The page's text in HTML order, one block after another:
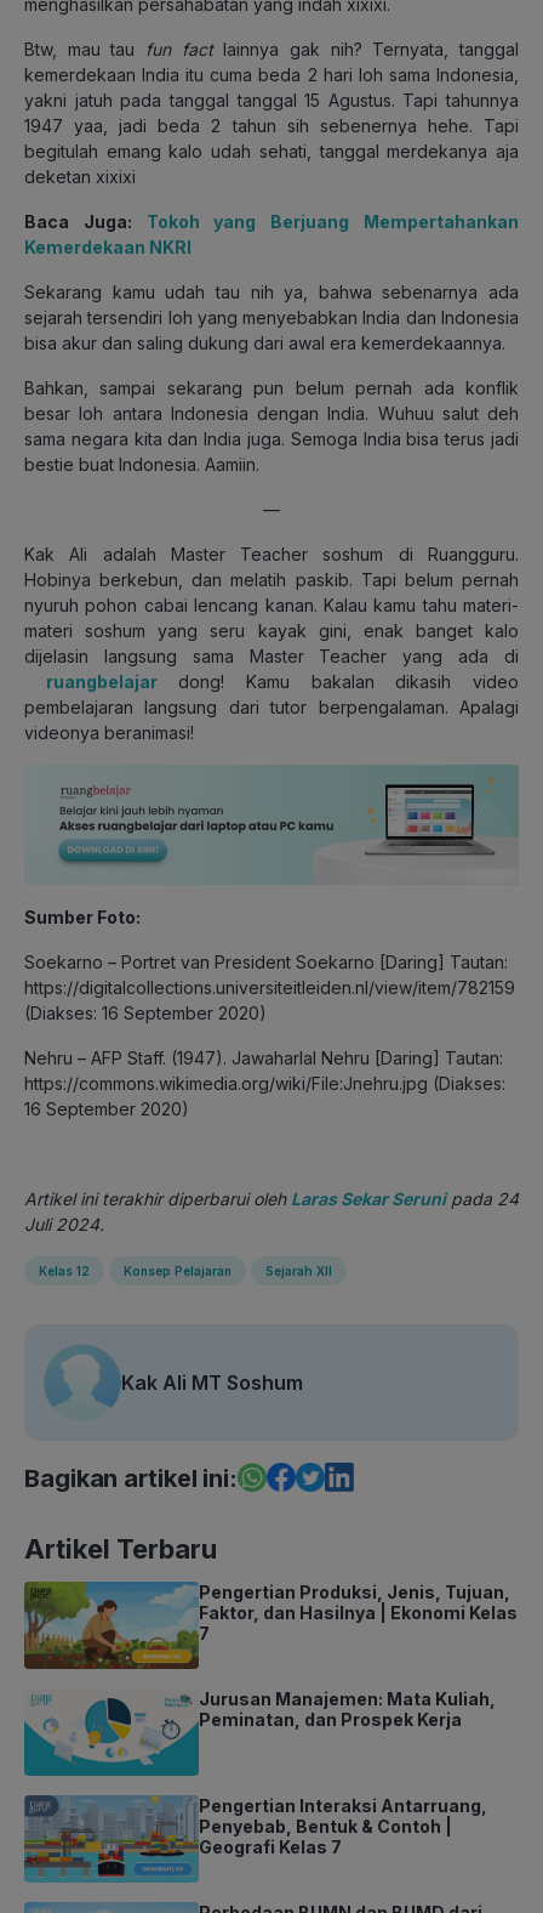
Btw, mau tau fun fact lainnya gak nih? Ternyata, tanggal
kemerdekaan India itu cuma beda 2 hari loh sama Indonesia,
yakni jatuh pada tanggal tanggal 15 Agustus. Tapi tahunnya
1947 yaa, jadi beda 2 tahun sih sebenernya hehe. Tapi
begitulah emang kalo udah sehati, tanggal merdekanya aja
deketan xixixi
Baca Juga: Tokoh yang Berjuang Mempertahankan
Kemerdekaan NKRI
Sekarang kamu udah tau nih ya, bahwa sebenarnya ada
sejarah tersendiri loh yang menyebabkan India dan Indonesia
bisa akur dan saling dukung dari awal era kemerdekaannya.
Bahkan, sampai sekarang pun belum pernah ada konflik
besar loh antara Indonesia dengan India. Wuhuu salut deh
sama negara kita dan India juga. Semoga India bisa terus jadi
bestie buat Indonesia. Aamiin.
—
Kak Ali adalah Master Teacher soshum di Ruangguru.
Hobinya berkebun, dan melatih paskib. Tapi belum pernah
nyuruh pohon cabai lencang kanan. Kalau kamu tahu materi-
materi soshum yang seru kayak gini, enak banget kalo
dijelasin langsung sama Master Teacher yang ada di
ruangbelajardong! Kamu bakalan dikasih video
pembelajaran langsung dari tutor berpengalaman. Apalagi
videonya beranimasi!
Sumber Foto:
Soekarno – Portret van President Soekarno [Daring] Tautan:
https://digitalcollections.universiteitleiden.nl/view/item/782159
(Diakses: 16 September 2020)
Nehru – AFP Staff. (1947). Jawaharlal Nehru [Daring] Tautan:
https://commons.wikimedia.org/wiki/File:Jnehru.jpg (Diakses:
16 September 2020)
Artikel ini terakhir diperbarui oleh Laras Sekar Serunipada 24
Juli 2024.
Kelas 12 Konsep Pelajaran Sejarah XII
Kak Ali MT Soshum
Bagikan artikel ini:
Artikel Terbaru
Pengertian Produksi, Jenis, Tujuan,
Faktor, dan Hasilnya | Ekonomi Kelas
7
Jurusan Manajemen: Mata Kuliah,
Peminatan, dan Prospek Kerja
Pengertian Interaksi Antarruang,
Penyebab, Bentuk & Contoh |
Geografi Kelas 7